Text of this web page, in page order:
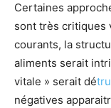
Certaines
sont très critiques
courants, la
aliments serait
vitale » serait dé
négatives